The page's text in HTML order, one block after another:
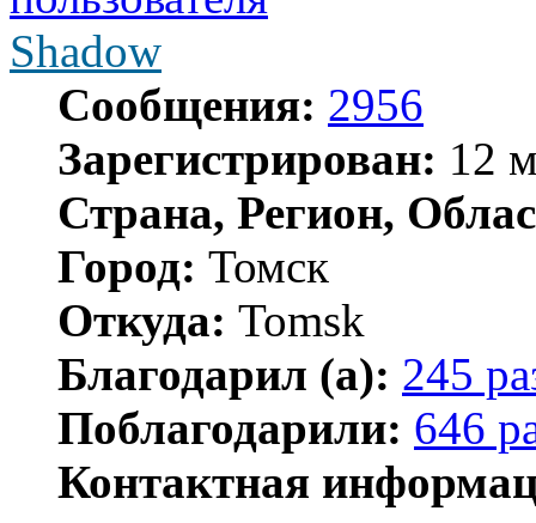
Shadow
Сообщения: 2956
Зарегистрирован: 12
Страна, Регион,
Город: Томск
Откуда: Tomsk
Благодарил (а): 245
Поблагодарили: 646
Контактная